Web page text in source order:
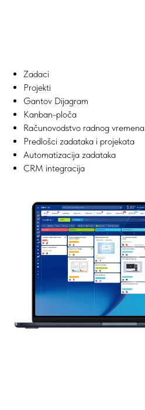
Zadaci
Projekti
Gantov Dijagram
Kanban-ploča
Računovodstvo radnog vremena
Predlošci zadataka i projekata
Automatizacija zadataka
CRM integracija